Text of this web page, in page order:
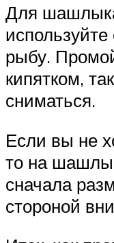
Для
рыбу.
кипятком,
сниматься.
Если вы не
то на
сначала
стороной